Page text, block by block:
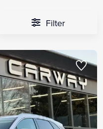
Filter